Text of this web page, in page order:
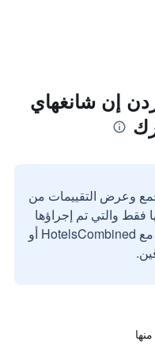
إن شانغهاي
وعرض التقييمات من
فقط والتي تم إجراؤها
بواسطة مستخدمين حقيقيين مع HotelsCombined أو